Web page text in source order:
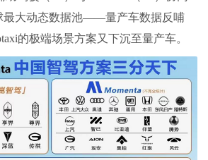
最大动态数据池——量产车数据反哺
的极端场景方案又下沉至量产车。